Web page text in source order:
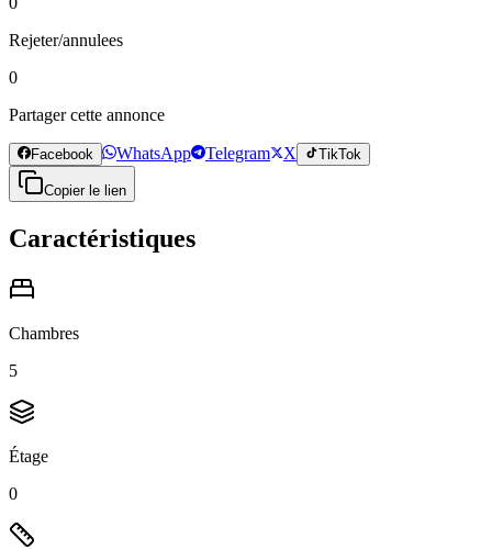
Rejeter/annulees
0
Partager cette annonce
Facebook WhatsApp Telegram X TikTok
Copier le lien
Caractéristiques
Chambres
5
Étage
0